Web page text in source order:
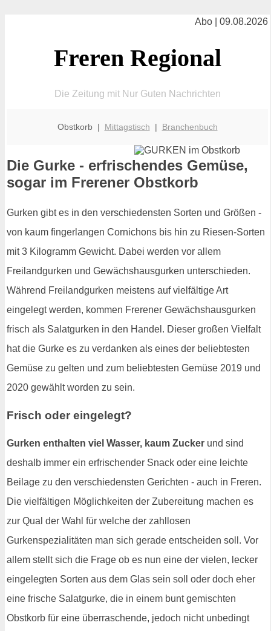
Abo | 09.08.2026
Freren Regional
Die Zeitung mit Nur Guten Nachrichten
Obstkorb | Mittagstisch | Branchenbuch
Die Gurke - erfrischendes Gemüse,
sogar im Frerener Obstkorb
Gurken gibt es in den verschiedensten Sorten und Größen -
von kaum fingerlangen Cornichons bis hin zu Riesen-Sorten
mit 3 Kilogramm Gewicht. Dabei werden vor allem
Freilandgurken und Gewächshausgurken unterschieden.
Während Freilandgurken meistens auf vielfältige Art
eingelegt werden, kommen Frerener Gewächshausgurken
frisch als Salatgurken in den Handel. Dieser großen Vielfalt
hat die Gurke es zu verdanken als eines der beliebtesten
Gemüse zu gelten und zum beliebtesten Gemüse 2019 und
2020 gewählt worden zu sein.
Frisch oder eingelegt?
Gurken enthalten viel Wasser, kaum Zucker und sind
deshalb immer ein erfrischender Snack oder eine leichte
Beilage zu den verschiedensten Gerichten - auch in Freren.
Die vielfältigen Möglichkeiten der Zubereitung machen es
zur Qual der Wahl für welche der zahllosen
Gurkenspezialitäten man sich gerade entscheiden soll. Vor
allem stellt sich die Frage ob es nun eine der vielen, lecker
eingelegten Sorten aus dem Glas sein soll oder doch eher
eine frische Salatgurke, die in einem bunt gemischten
Obstkorb für eine überraschende, jedoch nicht unbedingt